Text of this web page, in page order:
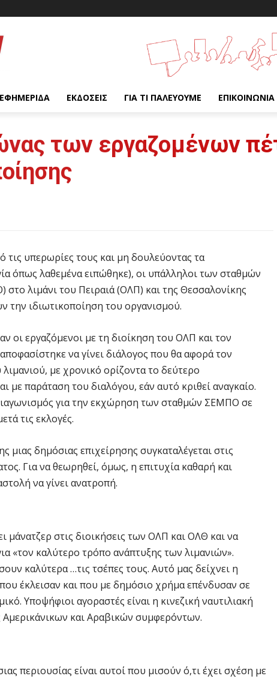
ΕΦΗΜΕΡΊΔΑ ΕΚΔΌΣΕΙΣ ΓΙΑ ΤΙ ΠΑΛΕΎΟΥΜΕ ΕΠΙΚΟΙΝΩΝΊΑ
των εργαζομένων
υπερωρίες τους και μη δουλεύοντας τα
όπως λαθεμένα ειπώθηκε), οι υπάλληλοι των σταθμών
λιμάνι του Πειραιά (ΟΛΠ) και της Θεσσαλονίκης
την ιδιωτικοποίηση του οργανισμού.
οι εργαζόμενοι με τη διοίκηση του ΟΛΠ και τον
να γίνει διάλογος που θα αφορά τον
με χρονικό ορίζοντα το δεύτερο
με παράταση του διαλόγου, εάν αυτό κριθεί αναγκαίο.
για την εκχώρηση των σταθμών ΣΕΜΠΟ σε
τις εκλογές.
μιας δημόσιας επιχείρησης συγκαταλέγεται στις
Για να θεωρηθεί, όμως, η επιτυχία καθαρή και
να γίνει ανατροπή.
μάνατζερ στις διοικήσεις των ΟΛΠ και ΟΛΘ και να
«τον καλύτερο τρόπο ανάπτυξης των λιμανιών».
καλύτερα …τις τσέπες τους. Αυτό μας δείχνει η
έκλεισαν και που με δημόσιο χρήμα επένδυσαν σε
Υποψήφιοι αγοραστές είναι η κινεζική ναυτιλιακή
Αμερικάνικων και Αραβικών συμφερόντων.
περιουσίας είναι αυτοί που μισούν ό,τι έχει σχέση με